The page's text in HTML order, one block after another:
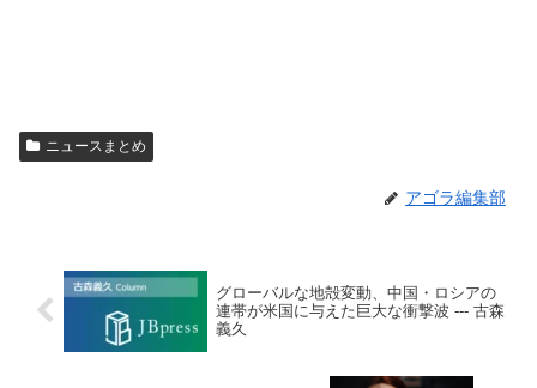
ニュースまとめ
アゴラ編集部
グローバルな地殻変動、中国・ロシアの
連帯が米国に与えた巨大な衝撃波 --- 古森
義久